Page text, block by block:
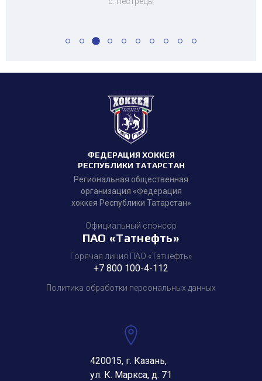
ФЕДЕРАЦИЯ ХОККЕЯ
РЕСПУБЛИКИ ТАТАРСТАН
Региональная общественная
организация «Федерация
хоккея Республики Татарстан»
Официальный спонсор
ПАО «Татнефть»
Горячая линия ПАО «Татнефть»
+7 800 100-4-112
Политика обработки персональных данных
420015, г. Казань,
ул. К. Маркса, д. 71